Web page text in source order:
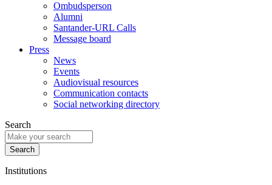
Ombudsperson
Alumni
Santander-URL Calls
Message board
Press
News
Events
Audiovisual resources
Communication contacts
Social networking directory
Search
Institutions